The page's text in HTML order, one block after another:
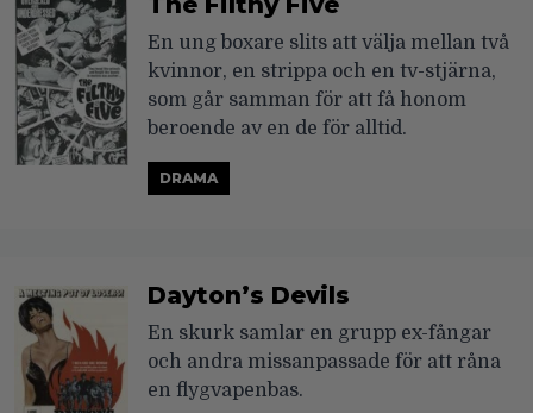
En ung boxare slits att välja mellan två
kvinnor, en strippa och en tv-stjärna,
som går samman för att få honom
beroende av en de för alltid.
DRAMA
Dayton’s Devils
En skurk samlar en grupp ex-fångar
och andra missanpassade för att råna
en flygvapenbas.